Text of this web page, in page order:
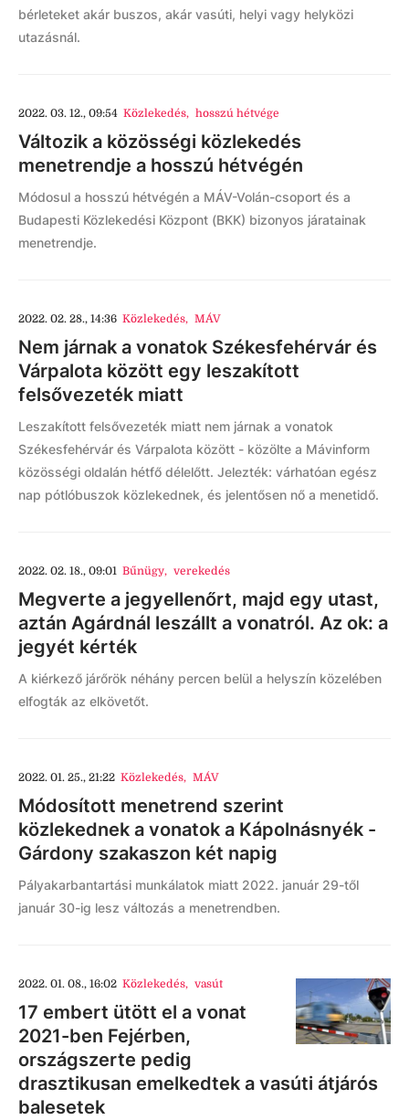
bérleteket akár buszos, akár vasúti, helyi vagy helyközi
utazásnál.
2022. 03. 12., 09:54 Közlekedés, hosszú hétvége
Változik a közösségi közlekedés
menetrendje a hosszú hétvégén
Módosul a hosszú hétvégén a MÁV-Volán-csoport és a
Budapesti Közlekedési Központ (BKK) bizonyos járatainak
menetrendje.
2022. 02. 28., 14:36 Közlekedés, MÁV
Nem járnak a vonatok Székesfehérvár és
Várpalota között egy leszakított
felsővezeték miatt
Leszakított felsővezeték miatt nem járnak a vonatok
Székesfehérvár és Várpalota között - közölte a Mávinform
közösségi oldalán hétfő délelőtt. Jelezték: várhatóan egész
nap pótlóbuszok közlekednek, és jelentősen nő a menetidő.
2022. 02. 18., 09:01 Bűnügy, verekedés
Megverte a jegyellenőrt, majd egy utast,
aztán Agárdnál leszállt a vonatról. Az ok: a
jegyét kérték
A kiérkező járőrök néhány percen belül a helyszín közelében
elfogták az elkövetőt.
2022. 01. 25., 21:22 Közlekedés, MÁV
Módosított menetrend szerint
közlekednek a vonatok a Kápolnásnyék -
Gárdony szakaszon két napig
Pályakarbantartási munkálatok miatt 2022. január 29-től
január 30-ig lesz változás a menetrendben.
2022. 01. 08., 16:02 Közlekedés, vasút
17 embert ütött el a vonat
2021-ben Fejérben,
országszerte pedig
drasztikusan emelkedtek a vasúti átjárós
balesetek